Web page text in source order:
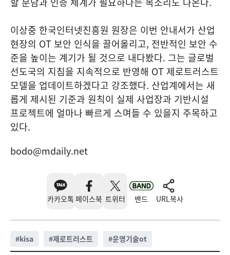
이상중 한국인터넷진흥원 원장은 이번 안내서가 산업
현장의 OT 보안 인식을 끌어올리고, 전반적인 보안 수
준을 높이는 계기가 될 것으로 내다봤다. 그는 글로벌
선도국의 지침을 지속적으로 반영해 OT 제로트러스트
모델을 업데이트하겠다고 강조했다. 산업계에서는 새
롭게 제시된 기준과 원칙이 실제 사업장과 기반시설
프로젝트에 얼마나 빠르게 스며들 수 있을지 주목하고
있다.
bodo@mdaily.net
카카오톡 페이스북 트위터 밴드 URL복사
#kisa #제로트러스트 #운영기술ot